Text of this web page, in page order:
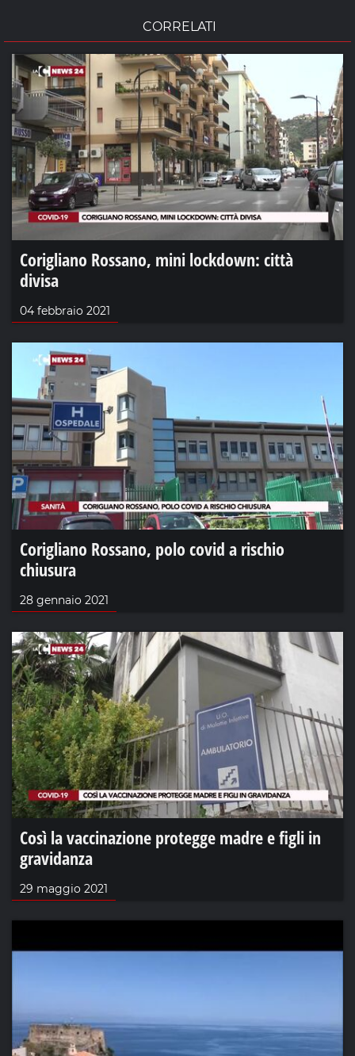
CORRELATI
Corigliano Rossano, mini lockdown: città
divisa
04 febbraio 2021
Corigliano Rossano, polo covid a rischio
chiusura
28 gennaio 2021
Così la vaccinazione protegge madre e figli in
gravidanza
29 maggio 2021